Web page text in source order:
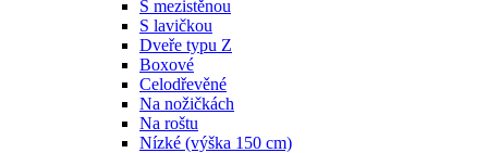
S mezistěnou
S lavičkou
Dveře typu Z
Boxové
Celodřevěné
Na nožičkách
Na roštu
Nízké (výška 150 cm)